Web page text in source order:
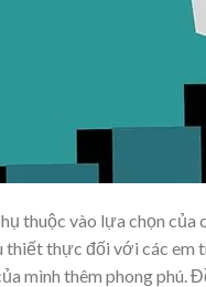
thuộc vào lựa chọn
thiết thực đối với các em
mình thêm phong